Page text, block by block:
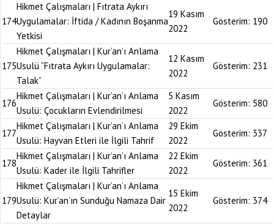
174
Hikmet Çalışmaları | Fıtrata Aykırı
Uygulamalar: İftida / Kadının Boşanma
Yetkisi
19 Kasım
2022
Gösterim: 190
175
Hikmet Çalışmaları | Kur’an’ı Anlama
Usulü “Fıtrata Aykırı Uygulamalar:
Talak”
12 Kasım
2022
Gösterim: 231
176
Hikmet Çalışmaları | Kur’an’ı Anlama
Usulü: Çocukların Evlendirilmesi
5 Kasım
2022
Gösterim: 580
177
Hikmet Çalışmaları | Kur’an’ı Anlama
Usulü: Hayvan Etleri ile İlgili Tahrif
29 Ekim
2022
Gösterim: 337
178
Hikmet Çalışmaları | Kur’an’ı Anlama
Usulü: Kader ile İlgili Tahrifler
22 Ekim
2022
Gösterim: 361
179
Hikmet Çalışmaları | Kur’an’ı Anlama
Usulü: Kur’an’ın Sunduğu Namaza Dair
Detaylar
15 Ekim
2022
Gösterim: 374